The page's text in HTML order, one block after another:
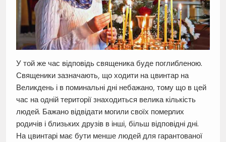
У той же час відповідь священика буде поглибленою.
Священики зазначають, що ходити на цвинтар на
Великдень і в поминальні дні небажано, тому що в цей
час на одній території знаходиться велика кількість
людей. Бажано відвідати могили своїх померлих
родичів і близьких друзів в інші, більш відповідні дні.
На цвинтарі має бути менше людей для гарантованої